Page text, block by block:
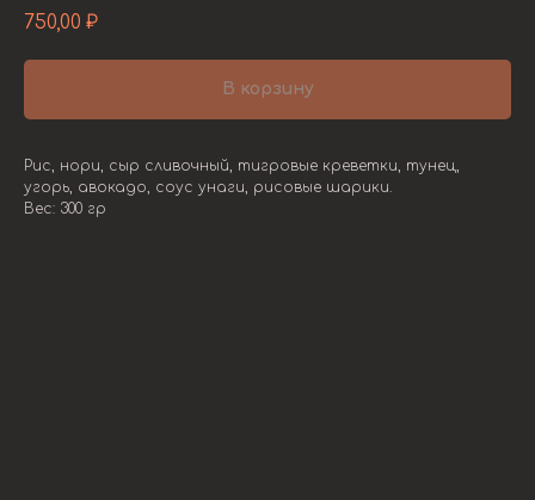
750,00 ₽
В корзину
Рис, нори, сыр сливочный, тигровые креветки, тунец,
угорь, авокадо, соус унаги, рисовые шарики.
Вес: 300 гр